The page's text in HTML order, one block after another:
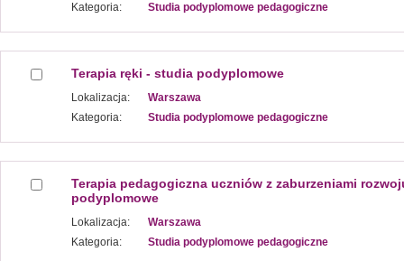
Kategoria:
Studia podyplomowe pedagogiczne
Terapia ręki - studia podyplomowe
Lokalizacja:
Warszawa
Kategoria:
Studia podyplomowe pedagogiczne
Terapia pedagogiczna uczniów z zaburzeniami
podyplomowe
Lokalizacja:
Warszawa
Kategoria:
Studia podyplomowe pedagogiczne